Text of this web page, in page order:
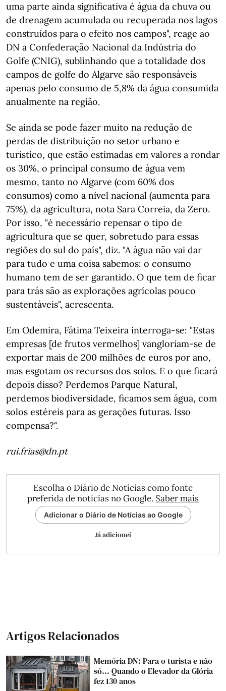
uma parte ainda significativa é água da chuva ou
de drenagem acumulada ou recuperada nos lagos
construídos para o efeito nos campos", reage ao
DN a Confederação Nacional da Indústria do
Golfe (CNIG), sublinhando que a totalidade dos
campos de golfe do Algarve são responsáveis
apenas pelo consumo de 5,8% da água consumida
anualmente na região.
Se ainda se pode fazer muito na redução de
perdas de distribuição no setor urbano e
turístico, que estão estimadas em valores a rondar
os 30%, o principal consumo de água vem
mesmo, tanto no Algarve (com 60% dos
consumos) como a nível nacional (aumenta para
75%), da agricultura, nota Sara Correia, da Zero.
Por isso, "é necessário repensar o tipo de
agricultura que se quer, sobretudo para essas
regiões do sul do país", diz. "A água não vai dar
para tudo e uma coisa sabemos: o consumo
humano tem de ser garantido. O que tem de ficar
para trás são as explorações agrícolas pouco
sustentáveis", acrescenta.
Em Odemira, Fátima Teixeira interroga-se: "Estas
empresas [de frutos vermelhos] vangloriam-se de
exportar mais de 200 milhões de euros por ano,
mas esgotam os recursos dos solos. E o que ficará
depois disso? Perdemos Parque Natural,
perdemos biodiversidade, ficamos sem água, com
solos estéreis para as gerações futuras. Isso
compensa?".
rui.frias@dn.pt
Escolha o Diário de Notícias como fonte
preferida de notícias no Google. Saber mais
Adicionar o Diário de Notícias ao Google
Já adicionei
Artigos Relacionados
Memória DN: Para o turista e não
só... Quando o Elevador da Glória
fez 130 anos